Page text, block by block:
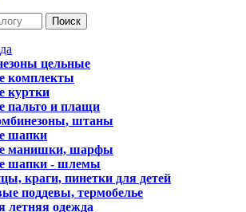
Поиск
цельные
комплекты
куртки
пальто и плащи
штаны
шапки
манишки, шарфы
шапки - шлемы
краги, пинетки для детей
поддевы, термобелье
летняя одежда